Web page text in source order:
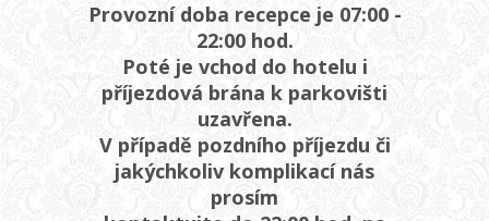
Provozní doba recepce je 07:00 -
22:00 hod.
Poté je vchod do hotelu i
příjezdová brána k parkovišti
uzavřena.
V případě pozdního příjezdu či
jakýchkoliv komplikací nás
prosím